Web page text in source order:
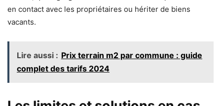
en contact avec les propriétaires ou hériter de biens
vacants.
Lire aussi : Prix terrain m2 par commune : guide
complet des tarifs 2024